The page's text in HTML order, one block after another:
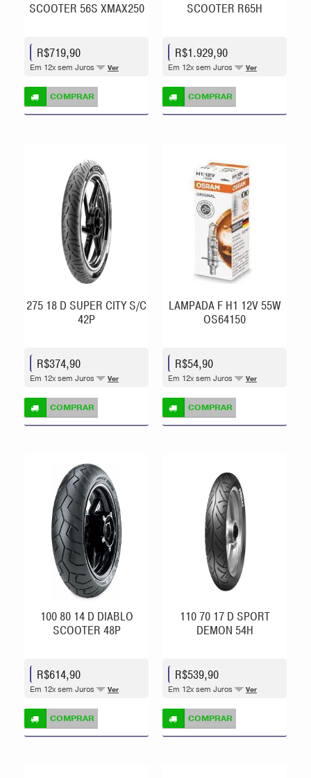
SCOOTER 56S XMAX250
R$719,90
Em 12x sem Juros Ver
COMPRAR
SCOOTER R65H
R$1.929,90
Em 12x sem Juros Ver
COMPRAR
275 18 D SUPER CITY S/C
42P
R$374,90
Em 12x sem Juros Ver
COMPRAR
LAMPADA F H1 12V 55W
OS64150
R$54,90
Em 12x sem Juros Ver
COMPRAR
100 80 14 D DIABLO
SCOOTER 48P
R$614,90
Em 12x sem Juros Ver
COMPRAR
110 70 17 D SPORT
DEMON 54H
R$539,90
Em 12x sem Juros Ver
COMPRAR